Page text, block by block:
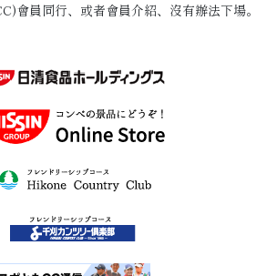
會員同行、或者會員介紹、沒有辦法下場。